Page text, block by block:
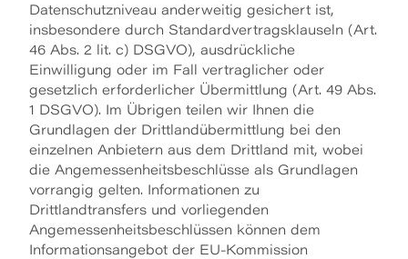
Datenschutzniveau anderweitig gesichert ist,
insbesondere durch Standardvertragsklauseln (Art.
46 Abs. 2 lit. c) DSGVO), ausdrückliche
Einwilligung oder im Fall vertraglicher oder
gesetzlich erforderlicher Übermittlung (Art. 49 Abs.
1 DSGVO). Im Übrigen teilen wir Ihnen die
Grundlagen der Drittlandübermittlung bei den
einzelnen Anbietern aus dem Drittland mit, wobei
die Angemessenheitsbeschlüsse als Grundlagen
vorrangig gelten. Informationen zu
Drittlandtransfers und vorliegenden
Angemessenheitsbeschlüssen können dem
Informationsangebot der EU-Kommission